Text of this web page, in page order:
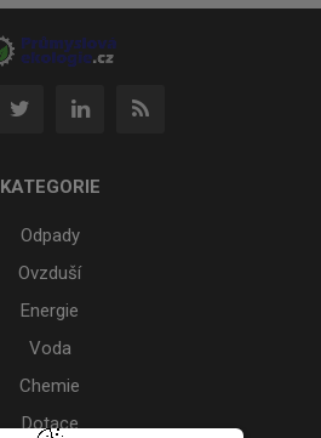
KATEGORIE
Odpady
Ovzduší
Energie
Voda
Chemie
Dotace